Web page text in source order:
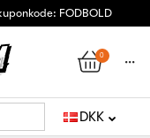
FODBOLD
0
󰄒
DKK